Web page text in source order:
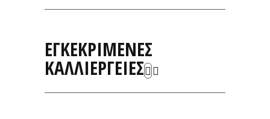
ΕΓΚΕΚΡΙΜΕΝΕΣ
ΚΑΛΛΙΕΡΓΕΙΕΣ